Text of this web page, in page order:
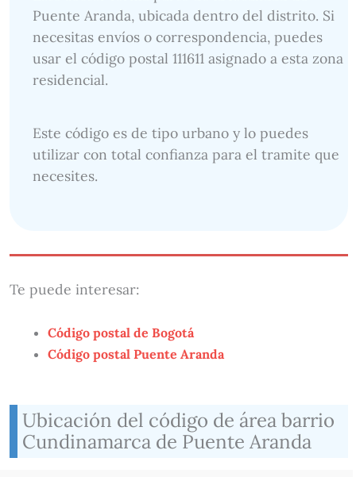
Puente Aranda, ubicada dentro del distrito. Si
necesitas envíos o correspondencia, puedes
usar el código postal 111611 asignado a esta zona
residencial.
Este código es de tipo urbano y lo puedes
utilizar con total confianza para el tramite que
necesites.
Te puede interesar:
Código postal de Bogotá
Código postal Puente Aranda
Ubicación del código de área barrio
Cundinamarca de Puente Aranda